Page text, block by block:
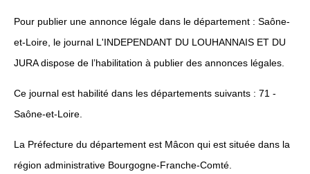
Pour publier une annonce légale dans le département : Saône-
et-Loire, le journal L'INDEPENDANT DU LOUHANNAIS ET DU
JURA dispose de l’habilitation à publier des annonces légales.
Ce journal est habilité dans les départements suivants : 71 -
Saône-et-Loire.
La Préfecture du département est Mâcon qui est située dans la
région administrative Bourgogne-Franche-Comté.